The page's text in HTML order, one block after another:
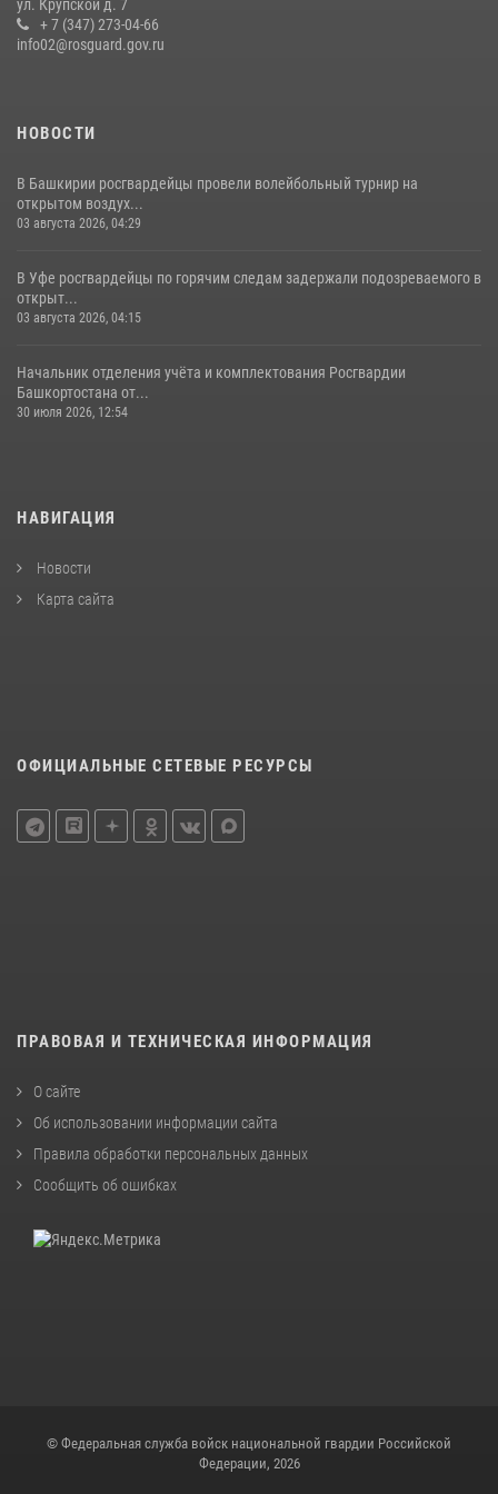
23 июля 2026, 12:25
ул. Крупской д. 7
+ 7 (347) 273-04-66
info02@rosguard.gov.ru
НОВОСТИ
В Башкирии росгвардейцы провели волейбольный турнир на
открытом воздух...
03 августа 2026, 04:29
В Уфе росгвардейцы по горячим следам задержали подозреваемого в
открыт...
03 августа 2026, 04:15
Начальник отделения учёта и комплектования Росгвардии
Башкортостана от...
30 июля 2026, 12:54
НАВИГАЦИЯ
Новости
Карта сайта
ОФИЦИАЛЬНЫЕ СЕТЕВЫЕ РЕСУРСЫ
ПРАВОВАЯ И ТЕХНИЧЕСКАЯ ИНФОРМАЦИЯ
О сайте
Об использовании информации сайта
Правила обработки персональных данных
Сообщить об ошибках
© Федеральная служба войск национальной гвардии Российской
Федерации, 2026